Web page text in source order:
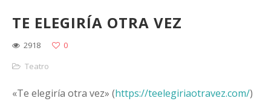
TE ELEGIRÍA OTRA VEZ
2918
0
Teatro
«Te elegiría otra vez» (https://teelegiriaotravez.com/)